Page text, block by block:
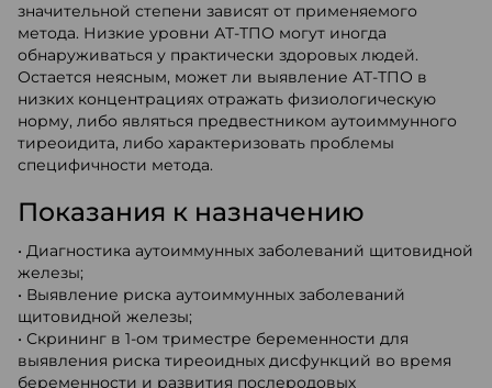
значительной степени зависят от применяемого
метода. Низкие уровни АТ-ТПО могут иногда
обнаруживаться у практически здоровых людей.
Остается неясным, может ли выявление АТ-ТПО в
низких концентрациях отражать физиологическую
норму, либо являться предвестником аутоиммунного
тиреоидита, либо характеризовать проблемы
специфичности метода.
Показания к назначению
• Диагностика аутоиммунных заболеваний щитовидной
железы;
• Выявление риска аутоиммунных заболеваний
щитовидной железы;
• Скрининг в 1-ом триместре беременности для
выявления риска тиреоидных дисфункций во время
беременности и развития послеродовых